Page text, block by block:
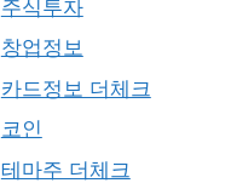
주식투자
창업정보
카드정보 더체크
코인
테마주 더체크